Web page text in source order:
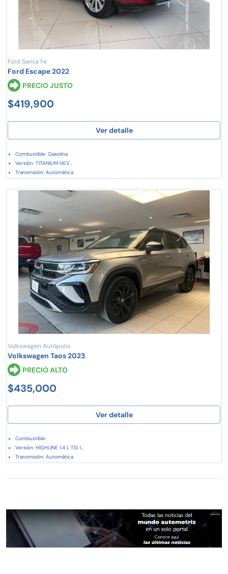
Ford Santa Fe
Ford Escape 2022
PRECIO JUSTO
$419,900
Ver detalle
Combustible: Gasolina
Versión: TITANIUM HEV...
Transmisión: Automática
Volkswagen Autópolis
Volkswagen Taos 2023
PRECIO ALTO
$435,000
Ver detalle
Combustible:
Versión: HIGHLINE 1.4 L TSI 1...
Transmisión: Automática